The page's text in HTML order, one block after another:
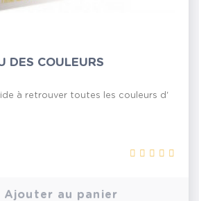
DES COULEURS
à retrouver toutes les couleurs d'
Ajouter au panier